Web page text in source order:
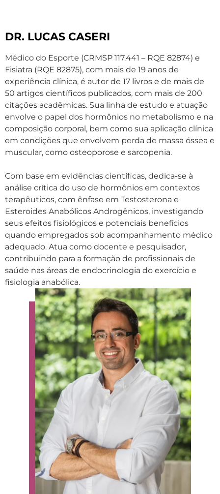
DR. LUCAS CASERI
Médico do Esporte (CRMSP 117.441 – RQE 82874) e
Fisiatra (RQE 82875), com mais de 19 anos de
experiência clínica, é autor de 17 livros e de mais de
50 artigos científicos publicados, com mais de 200
citações acadêmicas. Sua linha de estudo e atuação
envolve o papel dos hormônios no metabolismo e na
composição corporal, bem como sua aplicação clínica
em condições que envolvem perda de massa óssea e
muscular, como osteoporose e sarcopenia.
Com base em evidências científicas, dedica-se à
análise crítica do uso de hormônios em contextos
terapêuticos, com ênfase em Testosterona e
Esteroides Anabólicos Androgênicos, investigando
seus efeitos fisiológicos e potenciais benefícios
quando empregados sob acompanhamento médico
adequado. Atua como docente e pesquisador,
contribuindo para a formação de profissionais de
saúde nas áreas de endocrinologia do exercício e
fisiologia anabólica.